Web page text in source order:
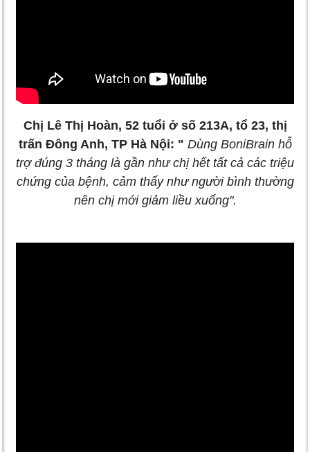
Chị Lê Thị Hoàn, 52 tuổi ở số 213A, tổ 23, thị
trấn Đông Anh, TP Hà Nội: " Dùng BoniBrain hỗ
trợ đúng 3 tháng là gần như chị hết tất cả các triệu
chứng của bệnh, cảm thấy như người bình thường
nên chị mới giảm liều xuống".